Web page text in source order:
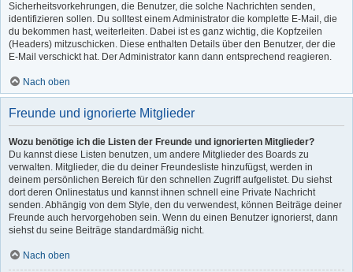
Sicherheitsvorkehrungen, die Benutzer, die solche Nachrichten senden,
identifizieren sollen. Du solltest einem Administrator die komplette E-Mail, die
du bekommen hast, weiterleiten. Dabei ist es ganz wichtig, die Kopfzeilen
(Headers) mitzuschicken. Diese enthalten Details über den Benutzer, der die
E-Mail verschickt hat. Der Administrator kann dann entsprechend reagieren.
Nach oben
Freunde und ignorierte Mitglieder
Wozu benötige ich die Listen der Freunde und ignorierten Mitglieder?
Du kannst diese Listen benutzen, um andere Mitglieder des Boards zu
verwalten. Mitglieder, die du deiner Freundesliste hinzufügst, werden in
deinem persönlichen Bereich für den schnellen Zugriff aufgelistet. Du siehst
dort deren Onlinestatus und kannst ihnen schnell eine Private Nachricht
senden. Abhängig von dem Style, den du verwendest, können Beiträge deiner
Freunde auch hervorgehoben sein. Wenn du einen Benutzer ignorierst, dann
siehst du seine Beiträge standardmäßig nicht.
Nach oben